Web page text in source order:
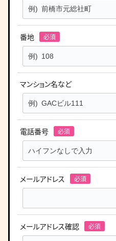
番地
マンション名など
電話番号
メールアドレス
メールアドレス確認